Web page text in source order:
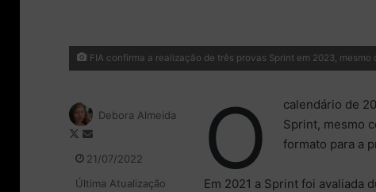
FIA confirma a realização de três provas Sprint em 2023,
O
calendário de
Sprint, mesmo
formato para a
Em 2021 a Sprint foi avaliada
Debora Almeida
F
l
n
d
21/07/2022
Última Atualização